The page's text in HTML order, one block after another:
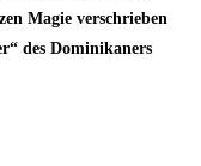
Magie verschrieben
des Dominikaners